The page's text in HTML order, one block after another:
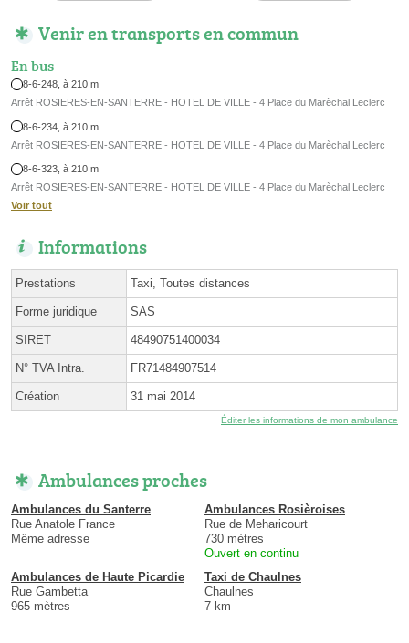
Venir en transports en commun
En bus
8-6-248, à 210 m
Arrêt ROSIERES-EN-SANTERRE - HOTEL DE VILLE - 4 Place du Marèchal Leclerc
8-6-234, à 210 m
Arrêt ROSIERES-EN-SANTERRE - HOTEL DE VILLE - 4 Place du Marèchal Leclerc
8-6-323, à 210 m
Arrêt ROSIERES-EN-SANTERRE - HOTEL DE VILLE - 4 Place du Marèchal Leclerc
Voir tout
Informations
Prestations Taxi, Toutes distances
Forme juridique SAS
SIRET 48490751400034
N° TVA Intra. FR71484907514
Création 31 mai 2014
Éditer les informations de mon ambulance
Ambulances proches
Ambulances du Santerre
Rue Anatole France
Même adresse
Ambulances Rosièroises
Rue de Meharicourt
730 mètres
Ouvert en continu
Ambulances de Haute Picardie
Rue Gambetta
965 mètres
Taxi de Chaulnes
Chaulnes
7 km